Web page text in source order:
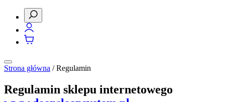
Strona główna /Regulamin
Regulamin sklepu internetowego